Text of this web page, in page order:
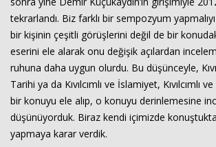
tekrarlandı. Biz farklı bir sempozyum
bir kişinin çeşitli görüşlerini değil de bir
eserini ele alarak onu değişik açılardan
ruhuna daha uygun olurdu. Bu düşünceyle,
Tarihi ya da Kıvılcımlı ve İslamiyet, Kıvılcımlı
bir konuyu ele alıp, o konuyu derinlemesine
düşünüyorduk. Biraz kendi içimizde
yapmaya karar verdik.